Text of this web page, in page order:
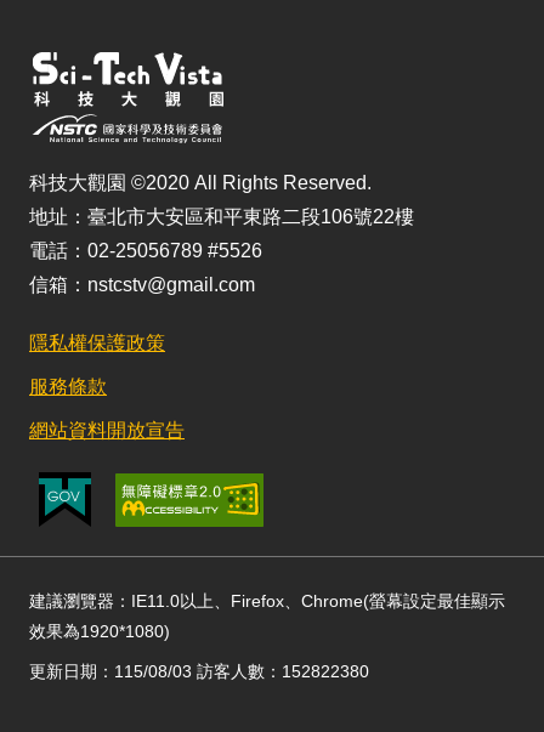
科技大觀園 ©2020 All Rights Reserved.
地址：臺北市大安區和平東路二段106號22樓
電話：02-25056789 #5526
信箱：nstcstv@gmail.com
隱私權保護政策
服務條款
網站資料開放宣告
建議瀏覽器：IE11.0以上、Firefox、Chrome(螢幕設定最佳顯示
效果為1920*1080)
更新日期：115/08/03 訪客人數：152822380